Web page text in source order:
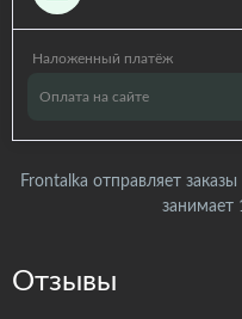
Наложенный платёж
Оплата на сайте
Frontalka отправляет
занимает
Отзывы